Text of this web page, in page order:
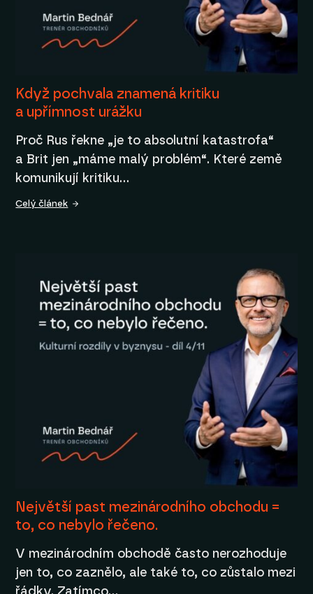
Když pochvala znamená kritiku
a upřímnost urážku
Proč Rus řekne „je to absolutní katastrofa“
a Brit jen „máme malý problém“. Které země
komunikují kritiku…
Celý článek
Největší past mezinárodního obchodu =
to, co nebylo řečeno.
V mezinárodním obchodě často nerozhoduje
jen to, co zaznělo, ale také to, co zůstalo mezi